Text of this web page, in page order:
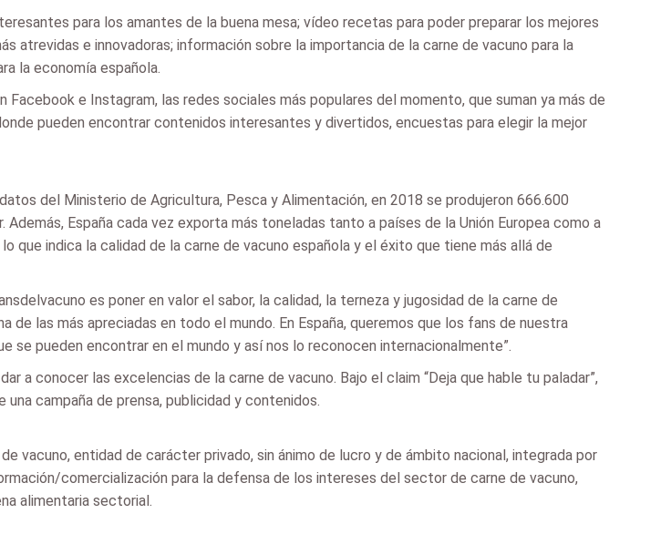
para los amantes de la buena mesa; vídeo recetas para poder preparar los mejores
atrevidas e innovadoras; información sobre la importancia de la carne de vacuno para la
la economía española.
e Instagram, las redes sociales más populares del momento, que suman ya más de
pueden encontrar contenidos interesantes y divertidos, encuestas para elegir la mejor
del Ministerio de Agricultura, Pesca y Alimentación, en 2018 se produjeron 666.600
España cada vez exporta más toneladas tanto a países de la Unión Europea como a
que indica la calidad de la carne de vacuno española y el éxito que tiene más allá de
es poner en valor el sabor, la calidad, la terneza y jugosidad de la carne de
las más apreciadas en todo el mundo. En España, queremos que los fans de nuestra
se pueden encontrar en el mundo y así nos lo reconocen internacionalmente”.
a conocer las excelencias de la carne de vacuno. Bajo el claim “Deja que hable tu paladar”,
campaña de prensa, publicidad y contenidos.
vacuno, entidad de carácter privado, sin ánimo de lucro y de ámbito nacional, integrada por
comercialización para la defensa de los intereses del sector de carne de vacuno,
alimentaria sectorial.